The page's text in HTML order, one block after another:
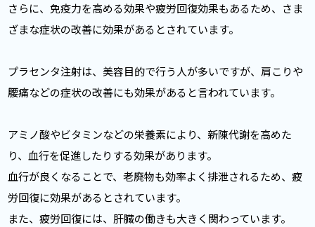
さらに、免疫力を高める効果や疲労回復効果もあるため、さま
ざまな症状の改善に効果があるとされています。
プラセンタ注射は、美容目的で行う人が多いですが、肩こりや
腰痛などの症状の改善にも効果があると言われています。
アミノ酸やビタミンなどの栄養素により、新陳代謝を高めた
り、血行を促進したりする効果があります。
血行が良くなることで、老廃物も効率よく排泄されるため、疲
労回復に効果があるとされています。
また、疲労回復には、肝臓の働きも大きく関わっています。